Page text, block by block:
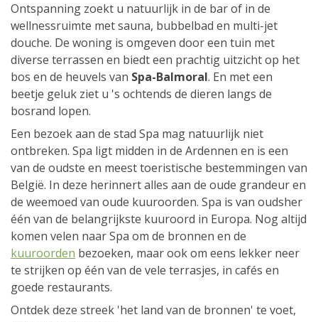
Ontspanning zoekt u natuurlijk in de bar of in de
wellnessruimte met sauna, bubbelbad en multi-jet
douche. De woning is omgeven door een tuin met
diverse terrassen en biedt een prachtig uitzicht op het
bos en de heuvels van Spa-Balmoral. En met een
beetje geluk ziet u 's ochtends de dieren langs de
bosrand lopen.
Een bezoek aan de stad Spa mag natuurlijk niet
ontbreken. Spa ligt midden in de Ardennen en is een
van de oudste en meest toeristische bestemmingen van
België. In deze herinnert alles aan de oude grandeur en
de weemoed van oude kuuroorden. Spa is van oudsher
één van de belangrijkste kuuroord in Europa. Nog altijd
komen velen naar Spa om de bronnen en de
kuuroorden bezoeken, maar ook om eens lekker neer
te strijken op één van de vele terrasjes, in cafés en
goede restaurants.
Ontdek deze streek 'het land van de bronnen' te voet,